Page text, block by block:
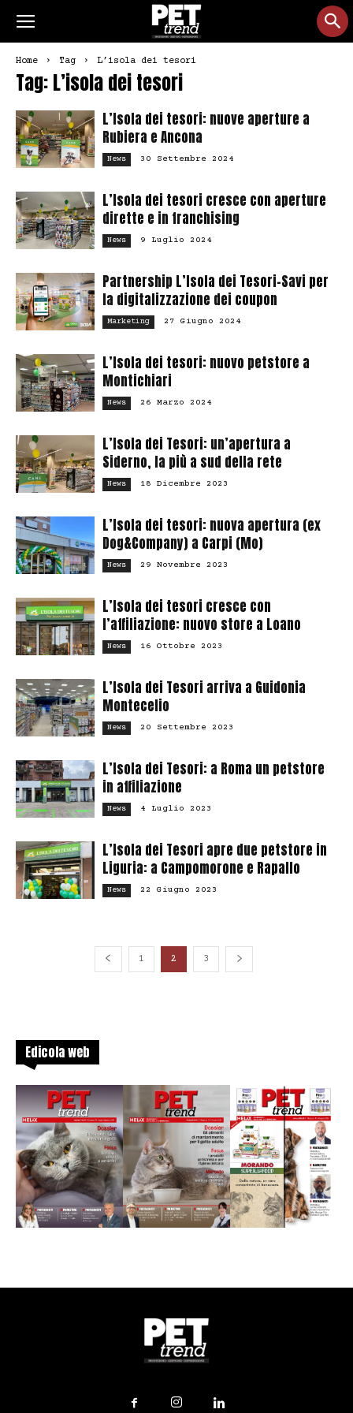
Home Tag L’isola dei tesori
Tag: L’isola dei tesori
L’Isola dei tesori: nuove aperture a
Rubiera e Ancona
News 30 Settembre 2024
L’Isola dei tesori cresce con aperture
dirette e in franchising
News 9 Luglio 2024
Partnership L’Isola dei Tesori-Savi per
la digitalizzazione dei coupon
Marketing 27 Giugno 2024
L’Isola dei tesori: nuovo petstore a
Montichiari
News 26 Marzo 2024
L’Isola dei Tesori: un’apertura a
Siderno, la più a sud della rete
News 18 Dicembre 2023
L’Isola dei tesori: nuova apertura (ex
Dog&Company) a Carpi (Mo)
News 29 Novembre 2023
L’Isola dei tesori cresce con
l’affiliazione: nuovo store a Loano
News 16 Ottobre 2023
L’Isola dei Tesori arriva a Guidonia
Montecelio
News 20 Settembre 2023
L’Isola dei Tesori: a Roma un petstore
in affiliazione
News 4 Luglio 2023
L’Isola dei Tesori apre due petstore in
Liguria: a Campomorone e Rapallo
News 22 Giugno 2023
1 2 3
Edicola web